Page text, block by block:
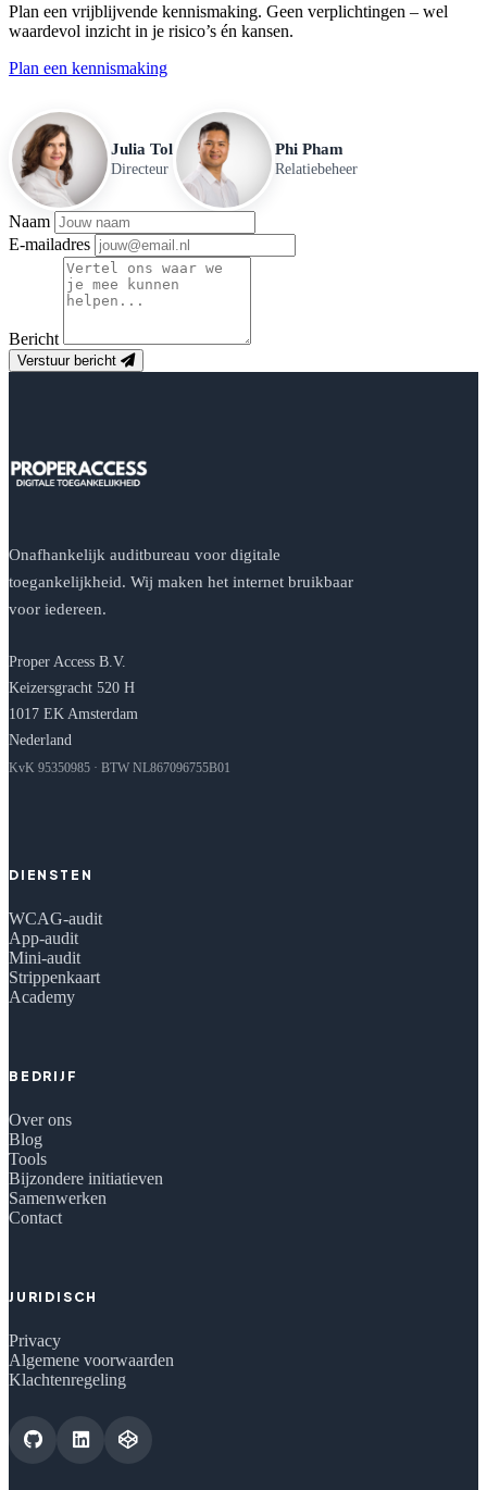
Plan een vrijblijvende kennismaking. Geen verplichtingen – wel
waardevol inzicht in je risico’s én kansen.
Plan een kennismaking
Julia Tol
Directeur
Phi Pham
Relatiebeheer
Naam
E-mailadres
Bericht
Verstuur bericht
Onafhankelijk auditbureau voor digitale
toegankelijkheid. Wij maken het internet bruikbaar
voor iedereen.
Proper Access B.V.
Keizersgracht 520 H
1017 EK Amsterdam
Nederland
KvK 95350985 · BTW NL867096755B01
DIENSTEN
WCAG-audit
App-audit
Mini-audit
Strippenkaart
Academy
BEDRIJF
Over ons
Blog
Tools
Bijzondere initiatieven
Samenwerken
Contact
JURIDISCH
Privacy
Algemene voorwaarden
Klachtenregeling